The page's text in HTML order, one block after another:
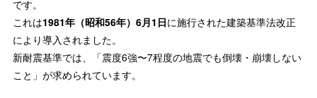
です。
これは1981年（昭和56年）6月1日に施行された建築基準法改正
により導入されました。
新耐震基準では、「震度6強〜7程度の地震でも倒壊・崩壊しない
こと」が求められています。